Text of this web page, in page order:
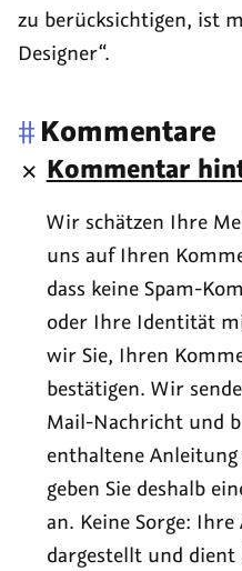
zu berücksichtigen, ist
Designer“.
# Kommentare
Kommentar
Wir schätzen Ihre
uns auf Ihren
dass keine Spam-
oder Ihre Identität
wir Sie, Ihren
bestätigen. Wir
Mail-Nachricht und
enthaltene
geben Sie deshalb
an. Keine Sorge:
dargestellt und dient